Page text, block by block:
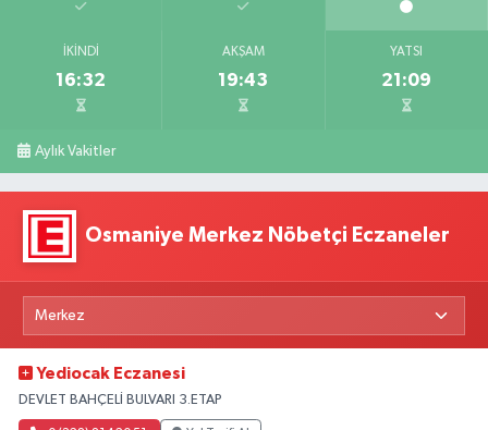
İKINDI
16:32
AKŞAM
19:43
YATSI
21:09
Aylık Vakitler
Osmaniye Merkez Nöbetçi Eczaneler
Yediocak Eczanesi
DEVLET BAHÇELİ BULVARI 3.ETAP